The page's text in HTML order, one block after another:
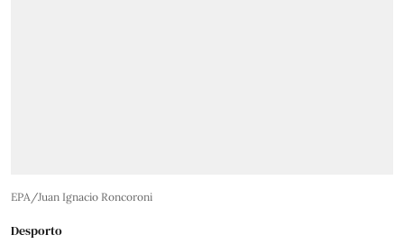
EPA/Juan Ignacio Roncoroni
Desporto